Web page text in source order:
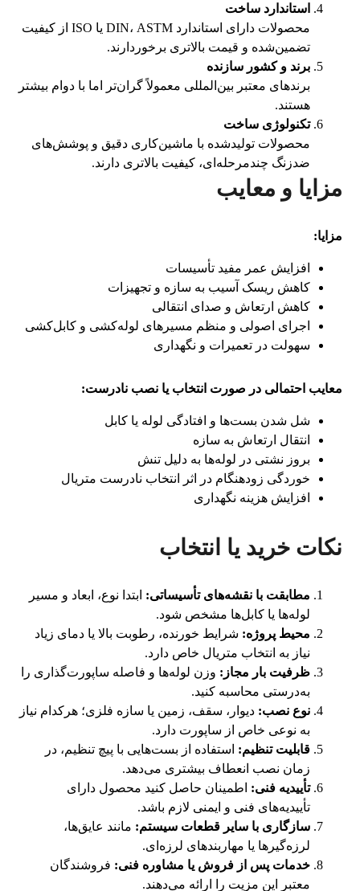
استاندارد ساخت
محصولات دارای استاندارد DIN، ASTM یا ISO از کیفیت
تضمین‌شده و قیمت بالاتری برخوردارند.
برند و کشور سازنده
برندهای معتبر بین‌المللی معمولاً گران‌تر اما با دوام بیشتر
هستند.
تکنولوژی ساخت
محصولات تولیدشده با ماشین‌کاری دقیق و پوشش‌های
ضدزنگ چندمرحله‌ای، کیفیت بالاتری دارند.
مزایا و معایب
مزایا:
افزایش عمر مفید تأسیسات
کاهش ریسک آسیب به سازه و تجهیزات
کاهش ارتعاش و صدای انتقالی
اجرای اصولی و منظم مسیرهای لوله‌کشی و کابل‌کشی
سهولت در تعمیرات و نگهداری
معایب احتمالی در صورت انتخاب یا نصب نادرست:
شل شدن بست‌ها و افتادگی لوله یا کابل
انتقال ارتعاش به سازه
بروز نشتی در لوله‌ها به دلیل تنش
خوردگی زودهنگام در اثر انتخاب نادرست متریال
افزایش هزینه نگهداری
نکات خرید یا انتخاب
مطابقت با نقشه‌های تأسیساتی: ابتدا نوع، ابعاد و مسیر
لوله‌ها یا کابل‌ها مشخص شود.
محیط پروژه: شرایط خورنده، رطوبت بالا یا دمای زیاد
نیاز به انتخاب متریال خاص دارد.
ظرفیت بار مجاز: وزن لوله‌ها و فاصله ساپورت‌گذاری را
به‌درستی محاسبه کنید.
نوع نصب: دیوار، سقف، زمین یا سازه فلزی؛ هرکدام نیاز
به نوعی خاص از ساپورت دارد.
قابلیت تنظیم: استفاده از بست‌هایی با پیچ تنظیم، در
زمان نصب انعطاف بیشتری می‌دهد.
تأییدیه فنی: اطمینان حاصل کنید محصول دارای
تأییدیه‌های فنی و ایمنی لازم باشد.
سازگاری با سایر قطعات سیستم: مانند عایق‌ها،
لرزه‌گیرها یا مهاربندهای لرزه‌ای.
خدمات پس از فروش یا مشاوره فنی: فروشندگان
معتبر این مزیت را ارائه می‌دهند.